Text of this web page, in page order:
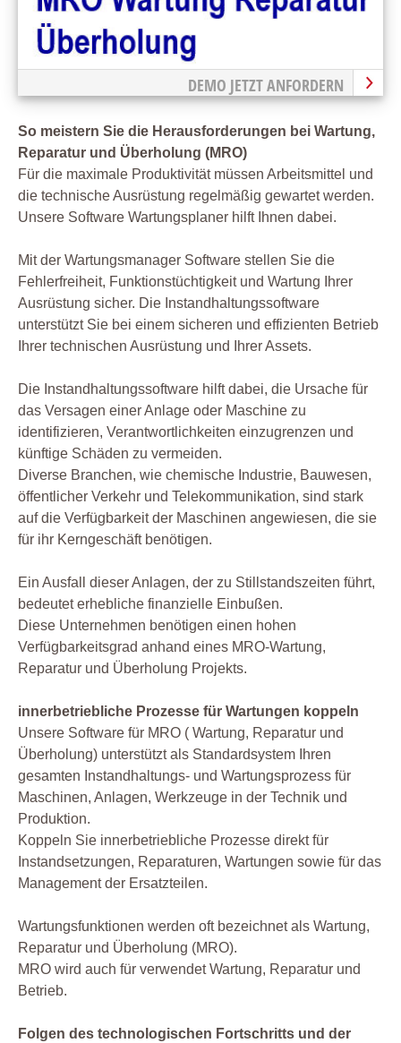
DEMO JETZT ANFORDERN
So meistern Sie die Herausforderungen bei Wartung,
Reparatur und Überholung (MRO)
Für die maximale Produktivität müssen Arbeitsmittel und
die technische Ausrüstung regelmäßig gewartet werden.
Unsere Software Wartungsplaner hilft Ihnen dabei.
Mit der Wartungsmanager Software stellen Sie die
Fehlerfreiheit, Funktionstüchtigkeit und Wartung Ihrer
Ausrüstung sicher. Die Instandhaltungssoftware
unterstützt Sie bei einem sicheren und effizienten Betrieb
Ihrer technischen Ausrüstung und Ihrer Assets.
Die Instandhaltungssoftware hilft dabei, die Ursache für
das Versagen einer Anlage oder Maschine zu
identifizieren, Verantwortlichkeiten einzugrenzen und
künftige Schäden zu vermeiden.
Diverse Branchen, wie chemische Industrie, Bauwesen,
öffentlicher Verkehr und Telekommunikation, sind stark
auf die Verfügbarkeit der Maschinen angewiesen, die sie
für ihr Kerngeschäft benötigen.
Ein Ausfall dieser Anlagen, der zu Stillstandszeiten führt,
bedeutet erhebliche finanzielle Einbußen.
Diese Unternehmen benötigen einen hohen
Verfügbarkeitsgrad anhand eines MRO-Wartung,
Reparatur und Überholung Projekts.
innerbetriebliche Prozesse für Wartungen koppeln
Unsere Software für MRO ( Wartung, Reparatur und
Überholung) unterstützt als Standardsystem Ihren
gesamten Instandhaltungs- und Wartungsprozess für
Maschinen, Anlagen, Werkzeuge in der Technik und
Produktion.
Koppeln Sie innerbetriebliche Prozesse direkt für
Instandsetzungen, Reparaturen, Wartungen sowie für das
Management der Ersatzteilen.
Wartungsfunktionen werden oft bezeichnet als Wartung,
Reparatur und Überholung (MRO).
MRO wird auch für verwendet Wartung, Reparatur und
Betrieb.
Folgen des technologischen Fortschritts und der